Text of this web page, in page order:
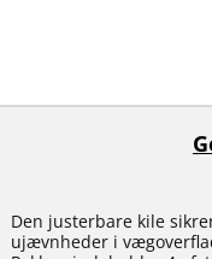
Den justerbare kile
ujævnheder i